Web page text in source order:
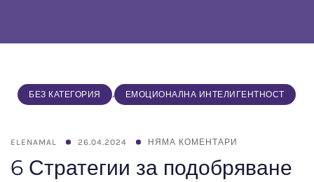
БЕЗ КАТЕГОРИЯ , ЕМОЦИОНАЛНА ИНТЕЛИГЕНТНОСТ
ELENAMAL 26.04.2024 НЯМА КОМЕНТАРИ
6 Стратегии за подобряване